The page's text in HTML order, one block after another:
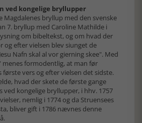
ved kongelige bryllupper
Magdalenes bryllup med den svenske
7. bryllup med Caroline Mathilde i
om bibeltekst, og om hvad der
og efter vielsen blev siunget de
Nafn skal al vor gierning skee". Med
menes formodentlig, at man før
første vers og efter vielsen det sidste.
hvad der skete de første gange
ved kongelige bryllupper, i hhv. 1757
nemlig i 1774 og da Struensees
bliver gift i 1786 nævnes denne